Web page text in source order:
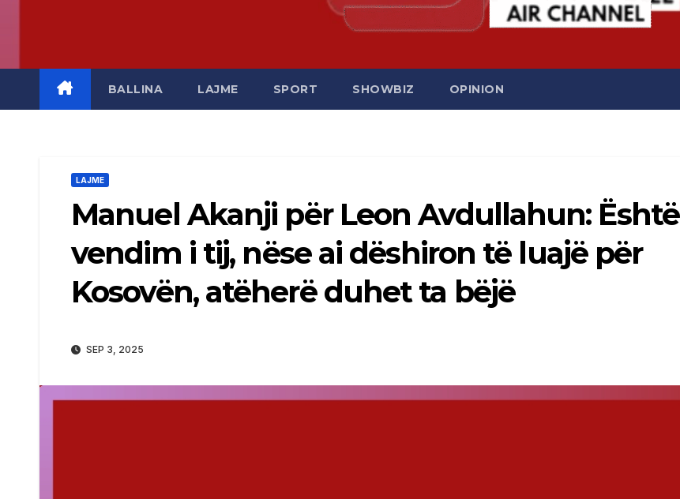
BALLINA LAJME SPORT SHOWBIZ OPINION
LAJME
Manuel Akanji për Leon Avdullahun: Është
vendim i tij, nëse ai dëshiron të luajë për
Kosovën, atëherë duhet ta bëjë
SEP 3, 2025